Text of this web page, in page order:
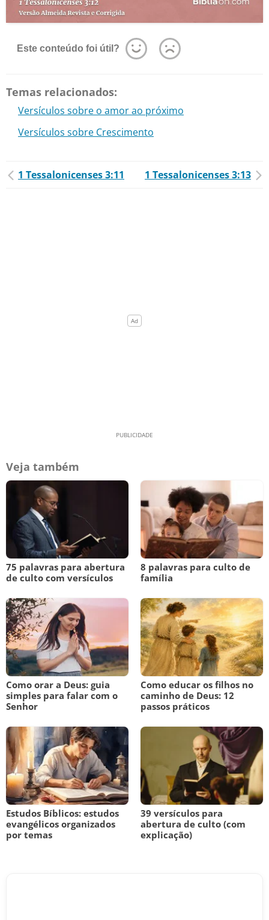
Este conteúdo foi útil?
Temas relacionados:
Versículos sobre o amor ao próximo
Versículos sobre Crescimento
1 Tessalonicenses 3:11 1 Tessalonicenses 3:13
Veja também
75 palavras para abertura
de culto com versículos
8 palavras para culto de
família
Como orar a Deus: guia
simples para falar com o
Senhor
Como educar os filhos no
caminho de Deus: 12
passos práticos
Estudos Bíblicos: estudos
evangélicos organizados
por temas
39 versículos para
abertura de culto (com
explicação)